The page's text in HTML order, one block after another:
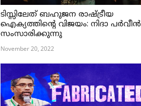
ടിസ്സിലേത് ബഹുജന രാഷ്ട്രീയ
ഐക്യത്തിന്റെ വിജയം: നിദാ പർവീൻ
സംസാരിക്കുന്നു
November 20, 2022